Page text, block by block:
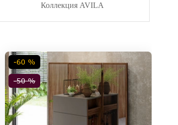
Коллекция AVILA
-50 %
-60 %